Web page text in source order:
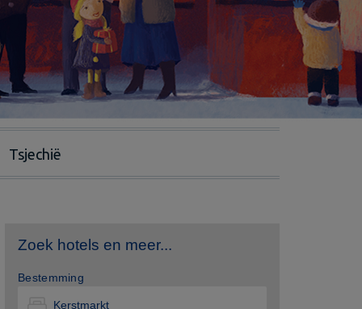
Tsjechië
Zoek hotels en meer...
Bestemming